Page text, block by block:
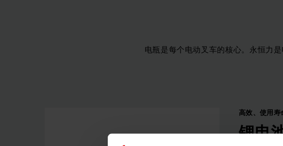
电瓶是每个电动叉车的核心。永恒力
高效、使用寿
锂电